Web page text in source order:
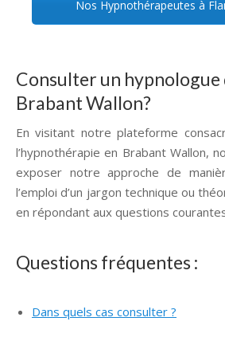
Nos Hypnothérapeutes à
Consulter un hypnologue
Brabant Wallon?
En visitant notre plateforme
l’hypnothérapie en Brabant Wallon,
exposer notre approche de
l’emploi d’un jargon technique ou
en répondant aux questions
Questions fréquentes :
Dans quels cas consulter ?